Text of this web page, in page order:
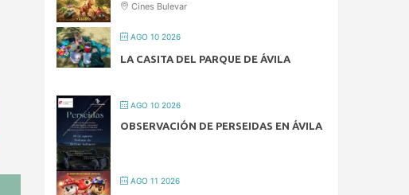
Cines Bulevar
AGO 10 2026
LA CASITA DEL PARQUE DE ÁVILA
AGO 10 2026
OBSERVACIÓN DE PERSEIDAS EN ÁVILA
AGO 11 2026